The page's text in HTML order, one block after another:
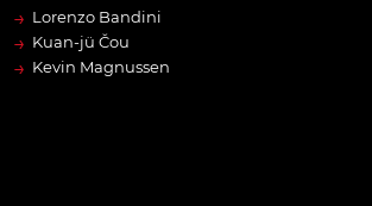
→ Lorenzo Bandini
→ Kuan-jü Čou
→ Kevin Magnussen